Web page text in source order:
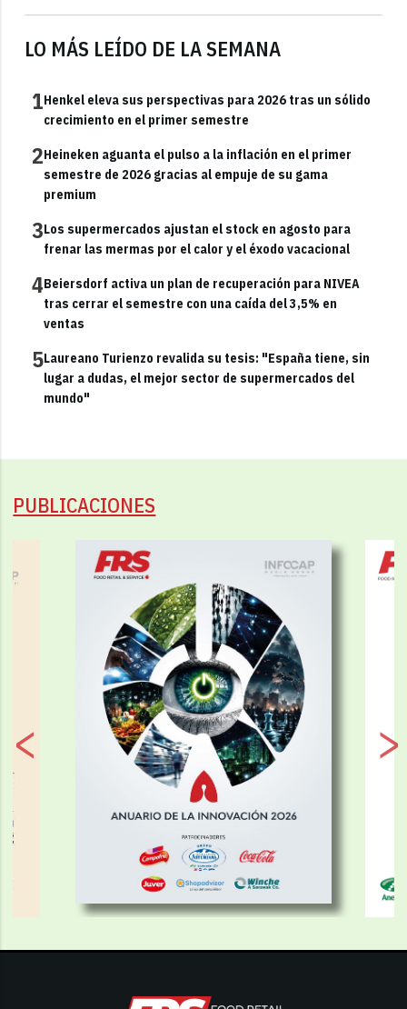
LO MÁS LEÍDO DE LA SEMANA
1Henkel eleva sus perspectivas para 2026 tras un sólido
crecimiento en el primer semestre
2Heineken aguanta el pulso a la inflación en el primer
semestre de 2026 gracias al empuje de su gama
premium
3Los supermercados ajustan el stock en agosto para
frenar las mermas por el calor y el éxodo vacacional
4Beiersdorf activa un plan de recuperación para NIVEA
tras cerrar el semestre con una caída del 3,5% en
ventas
5Laureano Turienzo revalida su tesis: "España tiene, sin
lugar a dudas, el mejor sector de supermercados del
mundo"
PUBLICACIONES